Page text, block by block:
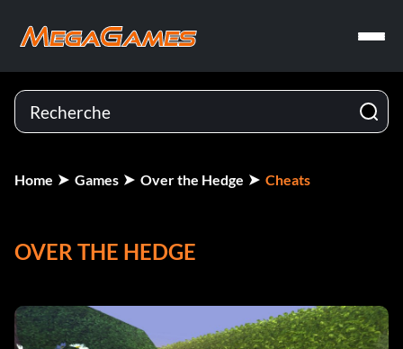
Home Games Over the Hedge Cheats
OVER THE HEDGE